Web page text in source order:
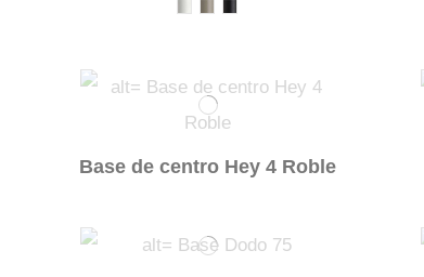
Base de centro Hey 4 Roble